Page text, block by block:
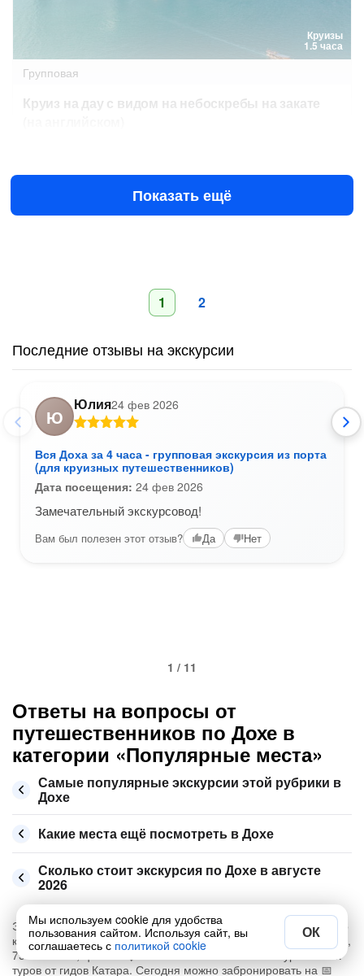
Круизы
1.5 часа
Групповая
Круиз на дау с видом на небоскребы на закате
$55за человека
Показать ещё
1 2
Последние отзывы на экскурсии
Ю
Юлия24 фев 2026
Вся Доха за 4 часа - групповая экскурсия из порта
(для круизных путешественников)
Дата посещения: 24 фев 2026
Замечательный экскурсовод!
Вам был полезен этот отзыв? Да Нет
1 / 11
Ответы на вопросы от
путешественников по Дохе в
категории «Популярные места»
Самые популярные экскурсии этой рубрики в
Дохе
Какие места ещё посмотреть в Дохе
Сколько стоит экскурсия по Дохе в августе
2026
Экскурсии на русском языке в Дохе (Катар 🇶🇦) – у нас можно
купить 49 экскурсий на 2026 год по теме «Популярные места»,
751 ⭐ отзыв, цены от $35. Каталог необычных экскурсионных
туров от гидов Катара. Сегодня можно забронировать на 📅
Мы используем cookie для удобства
пользования сайтом. Используя сайт, вы
соглашаетесь с политикой cookie
ОК